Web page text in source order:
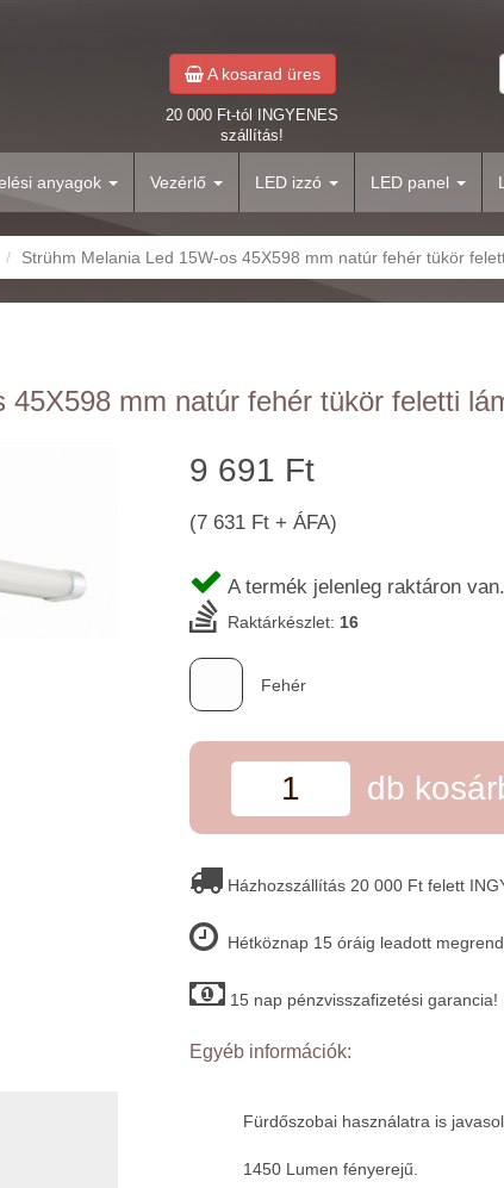
A kosarad üres
20 000 Ft-tól INGYENES
szállítás!
anyagok Vezérlő LED izzó LED panel
Strühm Melania Led 15W-os 45X598 mm natúr fehér tükör
45X598 mm natúr fehér tükör feletti
9 691 Ft
(7 631 Ft + ÁFA)
A termék jelenleg raktáron
Raktárkészlet: 16
Fehér
db
Házhozszállítás 20 000 Ft felett
Hétköznap 15 óráig leadott
15 nap pénzvisszafizetési garancia!
Egyéb információk:
Fürdőszobai használatra is
1450 Lumen fényerejű.